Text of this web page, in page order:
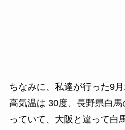
ちなみに、私達が行った9
高気温は 30度、長野県白
っていて、大阪と違って白